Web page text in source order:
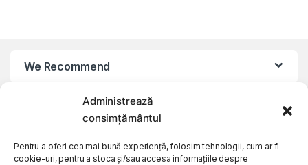
Administrează
consimțământul
Pentru a oferi cea mai bună experiență, folosim tehnologii, cum ar fi
cookie-uri, pentru a stoca și/sau accesa informațiile despre
We Recommend
My Account
Customer Care